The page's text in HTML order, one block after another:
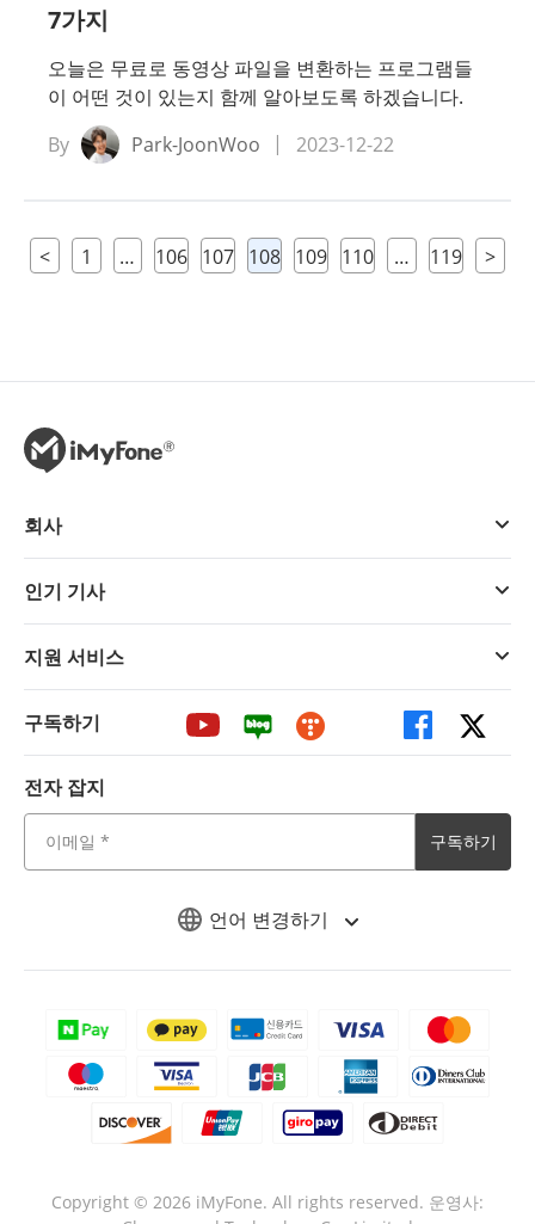
7가지
오늘은 무료로 동영상 파일을 변환하는 프로그램들
이 어떤 것이 있는지 함께 알아보도록 하겠습니다.
By
Park-JoonWoo 2023-12-22
< 1 … 106 107 108 109 110 … 119 >
언어 변경하기
회사
인기 기사
지원 서비스
구독하기
전자 잡지
구독하기
Copyright © 2026 iMyFone. All rights reserved. 운영사: